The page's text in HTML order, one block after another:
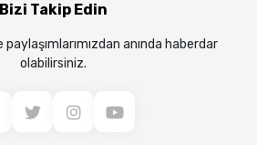
Bizi Takip Edin
anında haberdar
olabilirsiniz.